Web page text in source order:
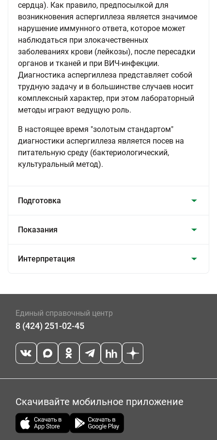
сердца). Как правило, предпосылкой для
возникновения аспергиллеза является значимое
нарушение иммунного ответа, которое может
наблюдаться при злокачественных
заболеваниях крови (лейкозы), после пересадки
органов и тканей и при ВИЧ-инфекции.
Диагностика аспергиллеза представляет собой
трудную задачу и в большинстве случаев носит
комплексный характер, при этом лабораторный
методы играют ведущую роль.
В настоящее время "золотым стандартом"
диагностики аспергиллеза является посев на
питательную среду (бактериологический,
культуральный метод).
Подготовка
Показания
Интерпретация
Единый справочный центр
8 (424) 251-02-45
Скачивайте мобильное приложение